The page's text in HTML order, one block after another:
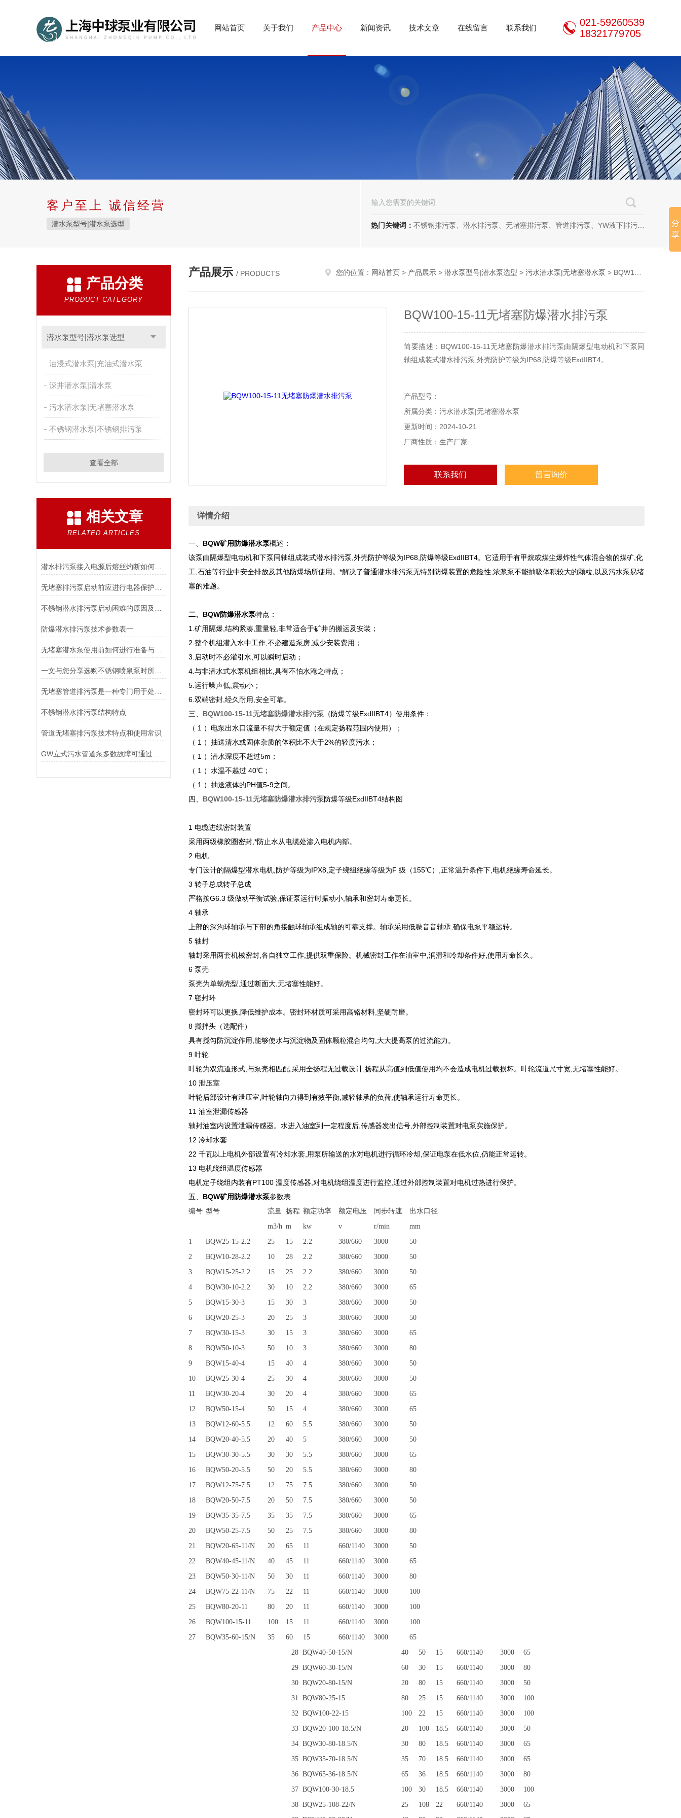
网站首页 关于我们 产品中心 新闻资讯 技术文章 在线留言 联系我们
021-59260539
18321779705
客户至上 诚信经营
潜水泵型号|潜水泵选型 热门关键词： 不锈钢排污泵、潜水排污泵、无堵塞排污泵、管道排污泵、YW液下排污泵、立式无堵塞排污泵、管道离心泵、无堵塞自吸泵、不锈钢离心泵
产品分类
PRODUCT CATEGORY
潜水泵型号|潜水泵选型
油浸式潜水泵|充油式潜水泵
深井潜水泵|清水泵
污水潜水泵|无堵塞潜水泵
不锈钢潜水泵|不锈钢排污泵
查看全部
相关文章
RELATED ARTICLES
潜水排污泵接入电源后熔丝灼断如何处理
防爆潜水排污泵技术参数表一
无堵塞潜水泵使用前如何进行准备与检查
一文与您分享选购不锈钢喷泉泵时所需要考虑的重要因素
不锈钢潜水排污泵结构特点
管道无堵塞排污泵技术特点和使用常识
产品展示 / PRODUCTS 您的位置： 网站首页 > 产品展示 > 潜水泵型号|潜水泵选型 > 污水潜水泵|无堵塞潜水泵 > BQW100-15-11无堵塞防爆潜水排污泵
BQW100-15-11无堵塞防爆潜水排污泵
简要描述：BQW100-15-11无堵塞防爆潜水排污泵由隔爆型电动机和下泵同
轴组成装式潜水排污泵,外壳防护等级为IP68,防爆等级ExdIIBT4。
产品型号：
所属分类：污水潜水泵|无堵塞潜水泵
更新时间：2024-10-21
厂商性质：生产厂家
联系我们 留言询价
详情介绍
一、 BQW矿用防爆潜水泵概述：
该泵由隔爆型电动机和下泵同轴组成装式潜水排污泵,外壳防护等级为IP68,防爆等级ExdIIBT4。它适用于有甲烷或煤尘爆炸性气体混合物的煤矿,化
工,石油等行业中安全排放及其他防爆场所使用。*解决了普通潜水排污泵无特别防爆装置的危险性,浓浆泵不能抽吸体积较大的颗粒,以及污水泵易堵
塞的难题。
二、BQW防爆潜水泵特点：
1.矿用隔爆,结构紧凑,重量轻,非常适合于矿井的搬运及安装；
2.整个机组潜入水中工作,不必建造泵房,减少安装费用；
3.启动时不必灌引水,可以瞬时启动；
4.与非潜水式水泵机组相比,具有不怕水淹之特点；
5.运行噪声低,震动小；
6.双端密封,经久耐用,安全可靠。
三、 BQW100-15-11无堵塞防爆潜水排污泵 （防爆等级ExdIIBT4） 使用条件：
（ 1 ）电泵出水口流量不得大于额定值（在规定扬程范围内使用）；
（ 1 ）抽送清水或固体杂质的体积比不大于2%的轻度污水；
（ 1 ）潜水深度不超过5m；
（ 1 ）水温不越过 40℃；
（ 1 ）抽送液体的PH值5-9之间。
四、 BQW100-15-11无堵塞防爆潜水排污泵防爆等级ExdIIBT4结构图
1 电缆进线密封装置
采用两级橡胶圈密封,*防止水从电缆处渗入电机内部。
2 电机
专门设计的隔爆型潜水电机,防护等级为IPX8,定子绕组绝缘等级为F 级（155℃）,正常温升条件下,电机绝缘寿命延长。
3 转子总成转子总成
严格按G6.3 级做动平衡试验,保证泵运行时振动小,轴承和密封寿命更长。
4 轴承
上部的深沟球轴承与下部的角接触球轴承组成轴的可靠支撑。轴承采用低噪音音轴承,确保电泵平稳运转。
5 轴封
轴封采用两套机械密封,各自独立工作,提供双重保险。机械密封工作在油室中,润滑和冷却条件好,使用寿命长久。
6 泵壳
泵壳为单蜗壳型,通过断面大,无堵塞性能好。
7 密封环
密封环可以更换,降低维护成本。密封环材质可采用高铬材料,坚硬耐磨。
8 搅拌头（选配件）
具有搅匀防沉淀作用,能够使水与沉淀物及固体颗粒混合均匀,大大提高泵的过流能力。
9 叶轮
叶轮为双流道形式,与泵壳相匹配,采用全扬程无过载设计,扬程从高值到低值使用均不会造成电机过载损坏。叶轮流道尺寸宽,无堵塞性能好。
10 泄压室
叶轮后部设计有泄压室,叶轮轴向力得到有效平衡,减轻轴承的负荷,使轴承运行寿命更长。
11 油室泄漏传感器
轴封油室内设置泄漏传感器。水进入油室到一定程度后,传感器发出信号,外部控制装置对电泵实施保护。
12 冷却水套
22 千瓦以上电机外部设置有冷却水套,用泵所输送的水对电机进行循环冷却,保证电泵在低水位,仍能正常运转。
13 电机绕组温度传感器
电机定子绕组内装有PT100 温度传感器,对电机绕组温度进行监控,通过外部控制装置对电机过热进行保护。
五、 BQW矿用防爆潜水泵参数表
编号 型号 流量 扬程 额定功率 额定电压 同步转速
出水口径
m3/h m kw v r/min
mm
1
BQW25-15-2.2 25 15 2.2 380/660 3000
50
2
BQW10-28-2.2 10 28 2.2 380/660 3000
50
3
BQW15-25-2.2 15 25 2.2 380/660 3000
50
4
BQW30-10-2.2 30 10 2.2 380/660 3000
65
5
BQW15-30-3 15 30 3 380/660 3000
50
6
BQW20-25-3 20 25 3 380/660 3000
50
7
BQW30-15-3 30 15 3 380/660 3000
65
8
BQW50-10-3 50 10 3 380/660 3000
80
9
BQW15-40-4 15 40 4 380/660 3000
50
10
BQW25-30-4 25 30 4 380/660 3000
50
11
BQW30-20-4 30 20 4 380/660 3000
65
12
BQW50-15-4 50 15 4 380/660 3000
65
13
BQW12-60-5.5 12 60 5.5 380/660 3000
50
14
BQW20-40-5.5 20 40 5 380/660 3000
50
15
BQW30-30-5.5 30 30 5.5 380/660 3000
65
16
BQW50-20-5.5 50 20 5.5 380/660 3000
80
17
BQW12-75-7.5 12 75 7.5 380/660 3000
50
18
BQW20-50-7.5 20 50 7.5 380/660 3000
50
19
BQW35-35-7.5 35 35 7.5 380/660 3000
65
20
BQW50-25-7.5 50 25 7.5 380/660 3000
80
21
BQW20-65-11/N 20 65 11 660/1140 3000
50
22
BQW40-45-11/N 40 45 11 660/1140 3000
65
23
BQW50-30-11/N 50 30 11 660/1140 3000
80
24
BQW75-22-11/N 75 22 11 660/1140 3000
100
25
BQW80-20-11 80 20 11 660/1140 3000
100
26
BQW100-15-11 100 15 11 660/1140 3000
100
27
BQW35-60-15/N 35 60 15 660/1140 3000
65
28 BQW40-50-15/N 40 50 15 660/1140 3000
65
29 BQW60-30-15/N 60 30 15 660/1140 3000
80
30 BQW20-80-15/N 20 80 15 660/1140 3000
50
31 BQW80-25-15 80 25 15 660/1140 3000
100
32 BQW100-22-15 100 22 15 660/1140 3000
100
33 BQW20-100-18.5/N 20 100 18.5 660/1140 3000
50
34 BQW30-80-18.5/N 30 80 18.5 660/1140 3000
65
35 BQW35-70-18.5/N 35 70 18.5 660/1140 3000
65
36 BQW65-36-18.5/N 65 36 18.5 660/1140 3000
80
37 BQW100-30-18.5 100 30 18.5 660/1140 3000
100
38 BQW25-108-22/N 25 108 22 660/1140 3000
65